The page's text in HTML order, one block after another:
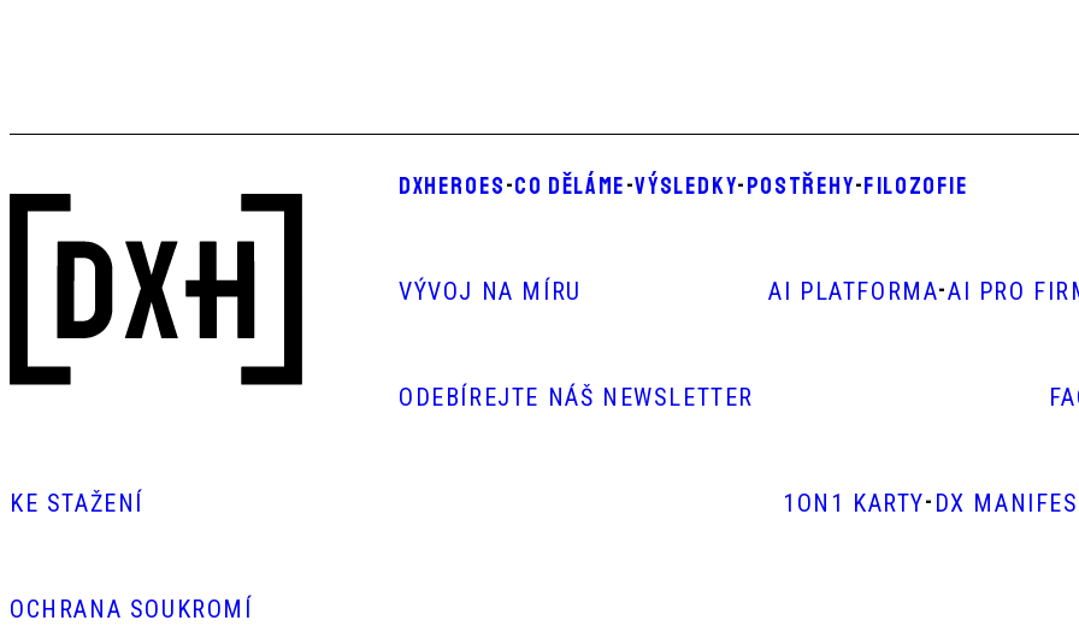
DXHEROES-CO DĚLÁME-VÝSLEDKY-POSTŘEHY-FILOZOFIE
VÝVOJ NA MÍRU AI PLATFORMA-AI PRO
ODEBÍREJTE NÁŠ NEWSLETTER
KE STAŽENÍ 1ON1 KARTY- DX
OCHRANA SOUKROMÍ